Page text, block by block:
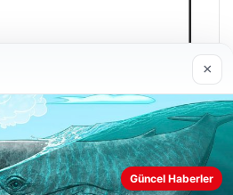
Bürosu
daha iyi anlayabilmek,
×
Güncel Haberler